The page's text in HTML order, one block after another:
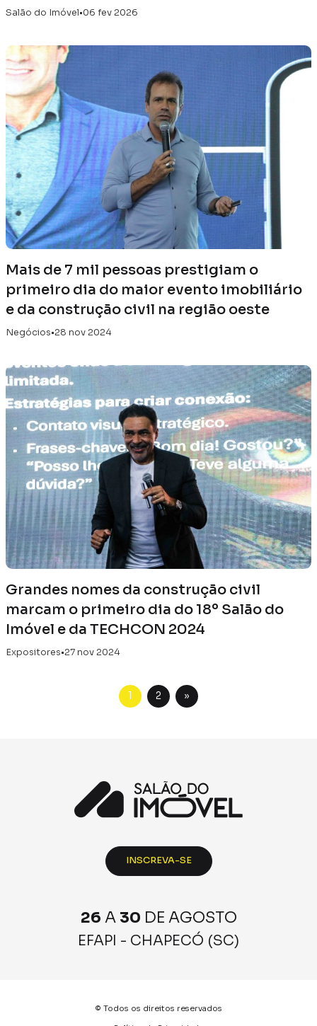
Salão do Imóvel•06 fev 2026
Mais de 7 mil pessoas prestigiam o
primeiro dia do maior evento imobiliário
e da construção civil na região oeste
Negócios•28 nov 2024
Grandes nomes da construção civil
marcam o primeiro dia do 18º Salão do
Imóvel e da TECHCON 2024
Expositores•27 nov 2024
1 2 »
INSCREVA-SE
26 A 30 DE AGOSTO
EFAPI - CHAPECÓ (SC)
© Todos os direitos reservados